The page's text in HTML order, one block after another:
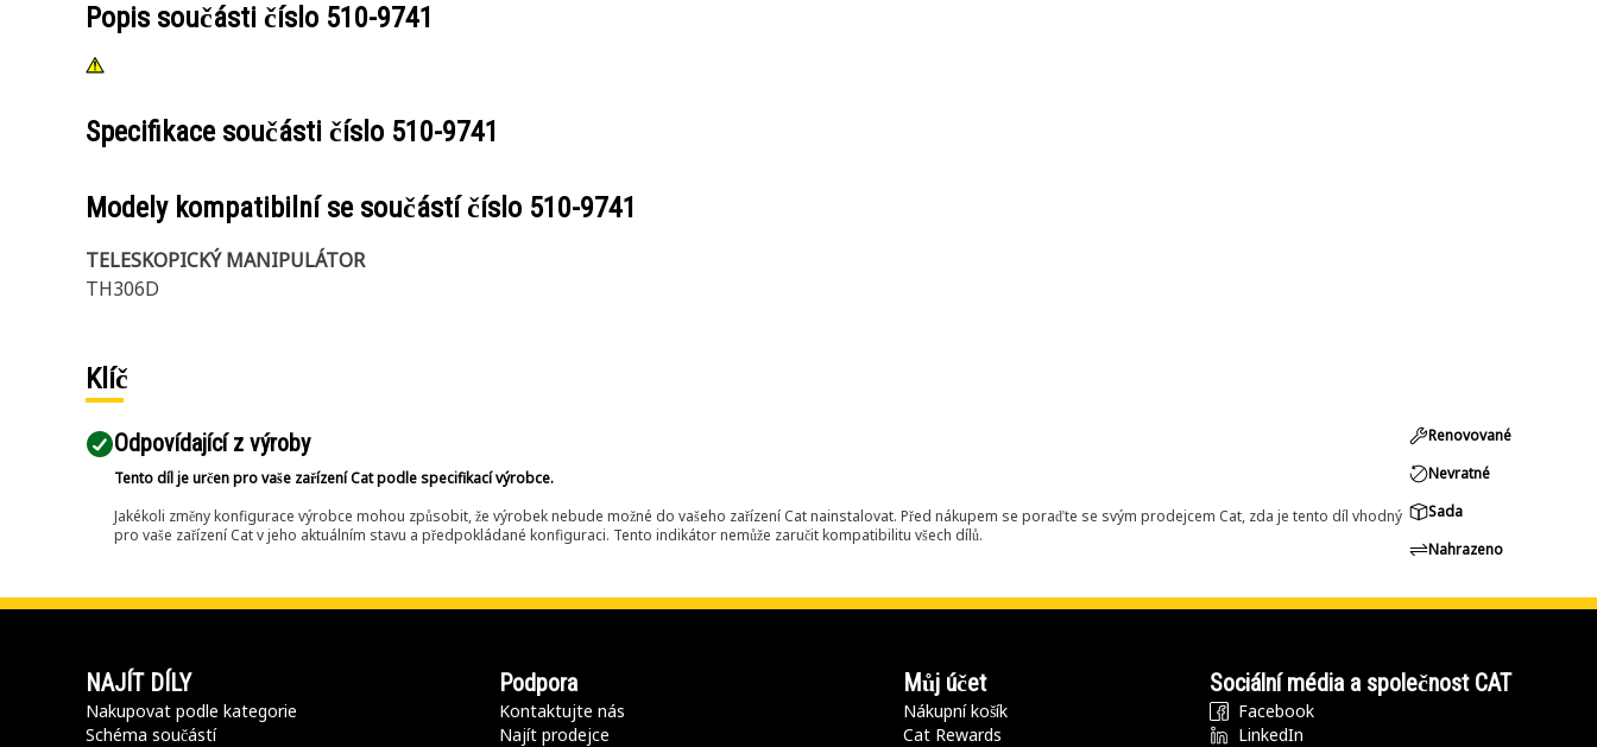
Popis součásti číslo 510-9741
Specifikace součásti číslo 510-9741
Modely kompatibilní se součástí číslo 510-9741
TELESKOPICKÝ MANIPULÁTOR
TH306D
Klíč
Odpovídající z výroby
Tento díl je určen pro vaše zařízení Cat podle specifikací výrobce.
Jakékoli změny konfigurace výrobce mohou způsobit, že výrobek nebude možné do vašeho zařízení Cat nainstalovat. Před nákupem se poraďte se svým prodejcem Cat, zda je tento díl vhodný
pro vaše zařízení Cat v jeho aktuálním stavu a předpokládané konfiguraci. Tento indikátor nemůže zaručit kompatibilitu všech dílů.
Renovované
Nevratné
Sada
Nahrazeno
NAJÍT DÍLY
Nakupovat podle kategorie
Schéma součástí
Podpora
Kontaktujte nás
Najít prodejce
Můj účet
Nákupní košík
Cat Rewards
Sociální média a společnost CAT
Facebook
LinkedIn